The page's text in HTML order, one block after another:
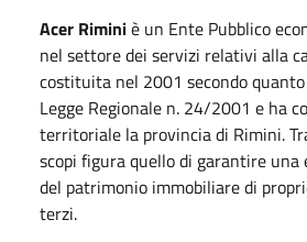
Acer Riminiè un Ente Pubblico
nel settore dei servizi relativi alla
costituita nel 2001 secondo
Legge Regionale n. 24/2001 e ha
territoriale la provincia di Rimini.
scopi figura quello di garantire
del patrimonio immobiliare di
terzi.